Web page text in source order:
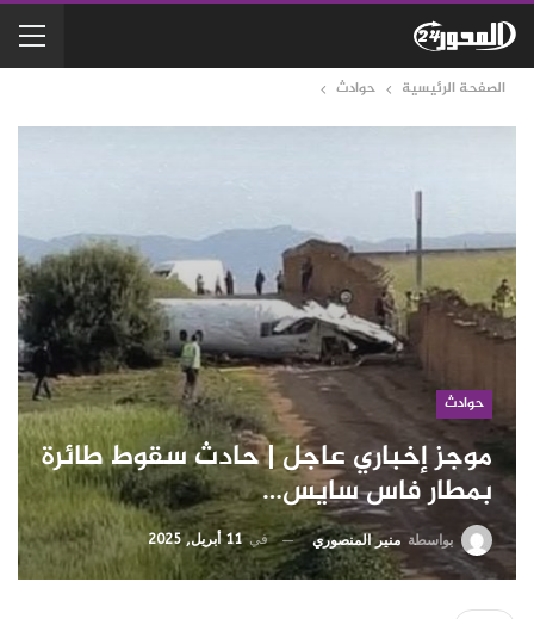
الصفحة الرئيسية حوادث
حوادث
موجز إخباري عاجل | حادث سقوط طائرة
بمطار فاس سايس…
بواسطة منير المنصوري في11 أبريل, 2025